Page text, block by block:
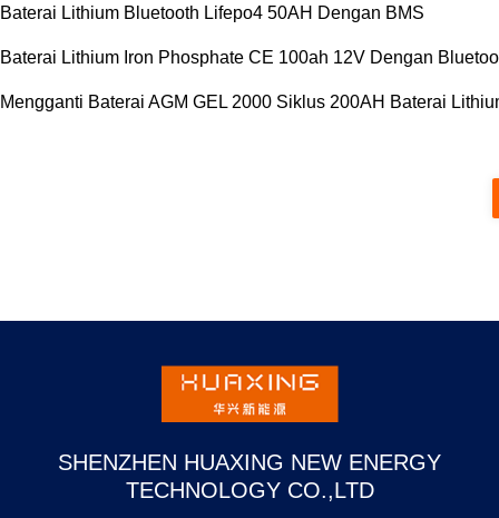
Baterai Lithium Bluetooth Lifepo4 50AH Dengan BMS
Baterai Lithium Iron Phosphate CE 100ah 12V Dengan
Mengganti Baterai AGM GEL 2000 Siklus 200AH Baterai
SHENZHEN HUAXING NEW ENERGY
TECHNOLOGY CO.,LTD